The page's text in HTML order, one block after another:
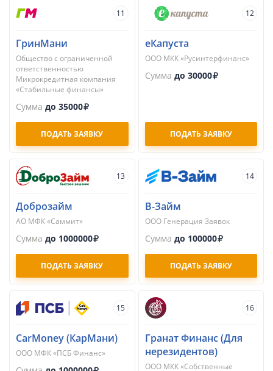
11
ГринМани
Общество с ограниченной
ответственностью
Микрокредитная компания
«Стабильные финансы»
Сумма до 35000
ПОДАТЬ ЗАЯВКУ
12
еКапуста
ООО МКК «Русинтерфинанс»
Сумма до 30000
ПОДАТЬ ЗАЯВКУ
13
Доброзайм
АО МФК «Саммит»
Сумма до 1000000
ПОДАТЬ ЗАЯВКУ
14
В-Займ
ООО Генерация Заявок
Сумма до 100000
ПОДАТЬ ЗАЯВКУ
15
CarMoney (КарМани)
ООО МФК «ПСБ Финанс»
16
Гранат Финанс (Для
нерезидентов)
ООО МКК «Собственные